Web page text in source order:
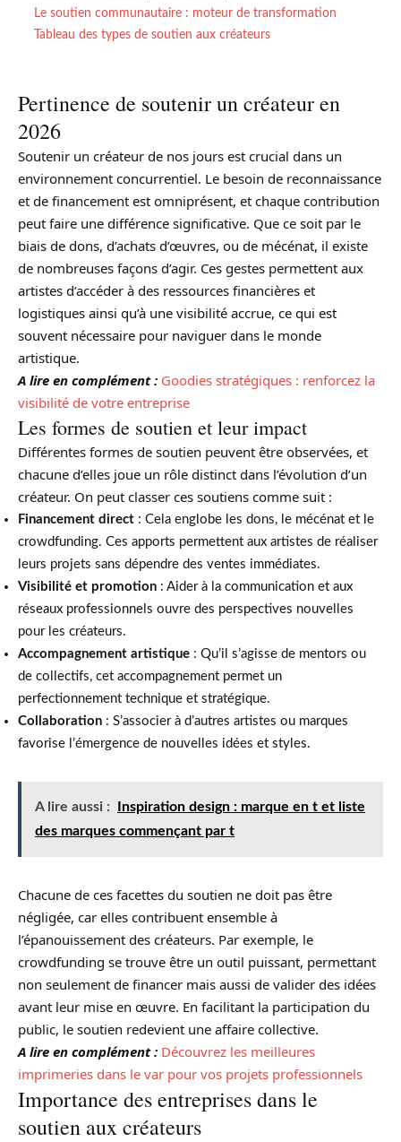
Le soutien communautaire : moteur de transformation
Tableau des types de soutien aux créateurs
Pertinence de soutenir un créateur en
2026
Soutenir un créateur de nos jours est crucial dans un
environnement concurrentiel. Le besoin de reconnaissance
et de financement est omniprésent, et chaque contribution
peut faire une différence significative. Que ce soit par le
biais de dons, d’achats d’œuvres, ou de mécénat, il existe
de nombreuses façons d’agir. Ces gestes permettent aux
artistes d’accéder à des ressources financières et
logistiques ainsi qu’à une visibilité accrue, ce qui est
souvent nécessaire pour naviguer dans le monde
artistique.
A lire en complément : Goodies stratégiques : renforcez la
visibilité de votre entreprise
Les formes de soutien et leur impact
Différentes formes de soutien peuvent être observées, et
chacune d’elles joue un rôle distinct dans l’évolution d’un
créateur. On peut classer ces soutiens comme suit :
Financement direct : Cela englobe les dons, le mécénat et le
crowdfunding. Ces apports permettent aux artistes de réaliser
leurs projets sans dépendre des ventes immédiates.
Visibilité et promotion : Aider à la communication et aux
réseaux professionnels ouvre des perspectives nouvelles
pour les créateurs.
Accompagnement artistique : Qu’il s’agisse de mentors ou
de collectifs, cet accompagnement permet un
perfectionnement technique et stratégique.
Collaboration : S’associer à d’autres artistes ou marques
favorise l’émergence de nouvelles idées et styles.
A lire aussi :
Inspiration design : marque en t et liste
des marques commençant par t
Chacune de ces facettes du soutien ne doit pas être
négligée, car elles contribuent ensemble à
l’épanouissement des créateurs. Par exemple, le
crowdfunding se trouve être un outil puissant, permettant
non seulement de financer mais aussi de valider des idées
avant leur mise en œuvre. En facilitant la participation du
public, le soutien redevient une affaire collective.
A lire en complément : Découvrez les meilleures
imprimeries dans le var pour vos projets professionnels
Importance des entreprises dans le
soutien aux créateurs